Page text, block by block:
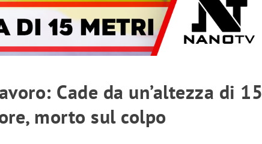
Cade da un’altezza di 15
morto sul colpo